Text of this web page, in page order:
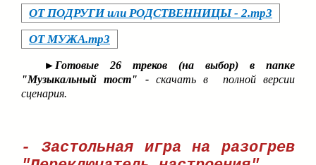
ОТ ПОДРУГИ или РОДСТВЕННИЦЫ - 2.mp3
ОТ МУЖА.mp3
► Готовые 26 треков (на выбор) в папке
"Музыкальный тост" - скачать в полной версии
сценария.
- Застольная игра на разогрев